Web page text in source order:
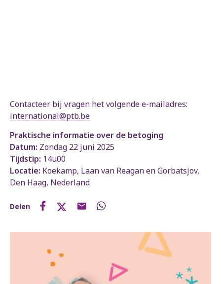
Contacteer bij vragen het volgende e-mailadres:
international@ptb.be
Praktische informatie over de betoging
Datum: Zondag 22 juni 2025
Tijdstip: 14u00
Locatie: Koekamp, Laan van Reagan en Gorbatsjov,
Den Haag, Nederland
Delen